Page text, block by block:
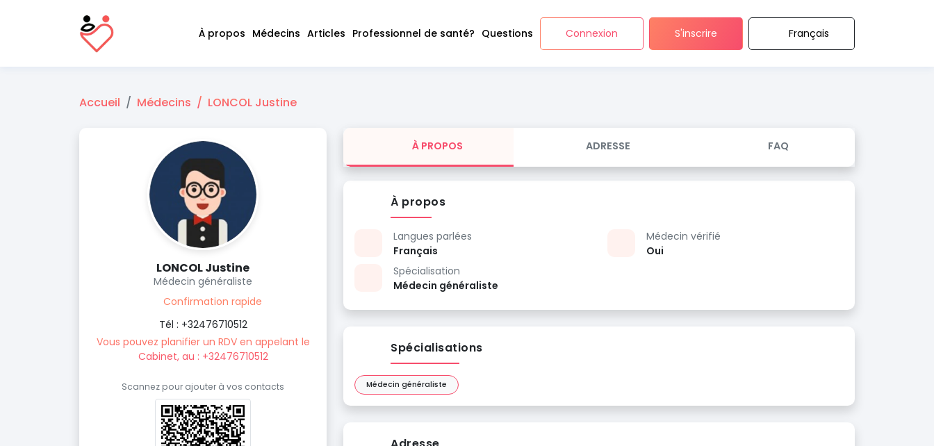
À propos Médecins Articles Professionnel de santé? Questions Connexion S'inscrire Français
Accueil Médecins LONCOL Justine
LONCOL Justine
Médecin généraliste
Confirmation rapide
Tél : +32476710512
Vous pouvez planifier un RDV en appelant le
Cabinet, au : +32476710512
Scannez pour ajouter à vos contacts
À PROPOS ADRESSE FAQ
À propos
Langues parlées
Français
Spécialisation
Médecin généraliste
Médecin vérifié
Oui
Spécialisations
Médecin généraliste